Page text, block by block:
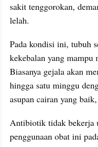
sakit tenggorokan,
lelah.
Pada kondisi ini, tubuh
kekebalan yang mampu
Biasanya gejala akan
hingga satu minggu
asupan cairan yang
Antibiotik tidak bekerja
penggunaan obat ini